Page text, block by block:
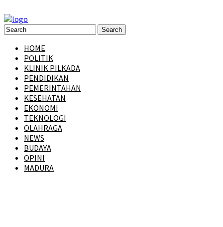
HOME
POLITIK
KLINIK PILKADA
PENDIDIKAN
PEMERINTAHAN
KESEHATAN
EKONOMI
TEKNOLOGI
OLAHRAGA
NEWS
BUDAYA
OPINI
MADURA